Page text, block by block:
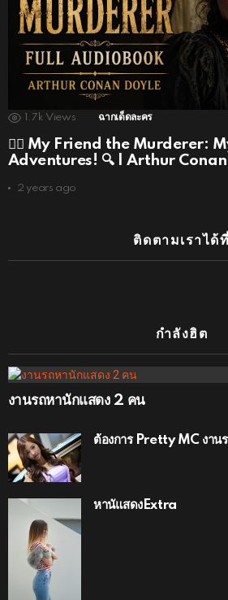
1.7k Views ฉากเด็ดละคร
🕵️‍♂️ My Friend the Murderer:
Adventures! 🔍 | Arthur
2 years ago
ติดตามเราได้ที่
กำลังฮิต
งานรถหานักแสดง 2 คน
ต้องการ Pretty MC งาน
หานัแสดงExtra